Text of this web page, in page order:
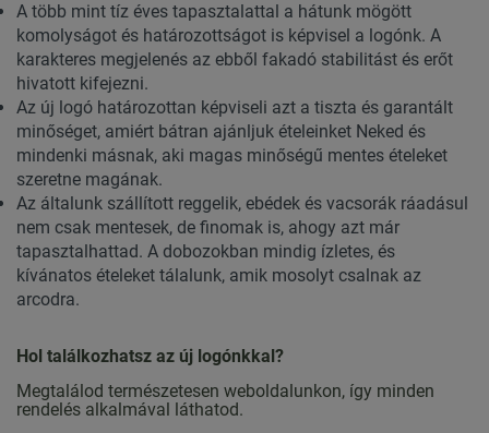
A több mint tíz éves tapasztalattal a hátunk mögött
komolyságot és határozottságot is képvisel a logónk. A
karakteres megjelenés az ebből fakadó stabilitást és erőt
hivatott kifejezni.
Az új logó határozottan képviseli azt a tiszta és garantált
minőséget, amiért bátran ajánljuk ételeinket Neked és
mindenki másnak, aki magas minőségű mentes ételeket
szeretne magának.
Az általunk szállított reggelik, ebédek és vacsorák ráadásul
nem csak mentesek, de finomak is, ahogy azt már
tapasztalhattad. A dobozokban mindig ízletes, és
kívánatos ételeket tálalunk, amik mosolyt csalnak az
arcodra.
Hol találkozhatsz az új logónkkal?
Megtalálod természetesen weboldalunkon, így minden
rendelés alkalmával láthatod.